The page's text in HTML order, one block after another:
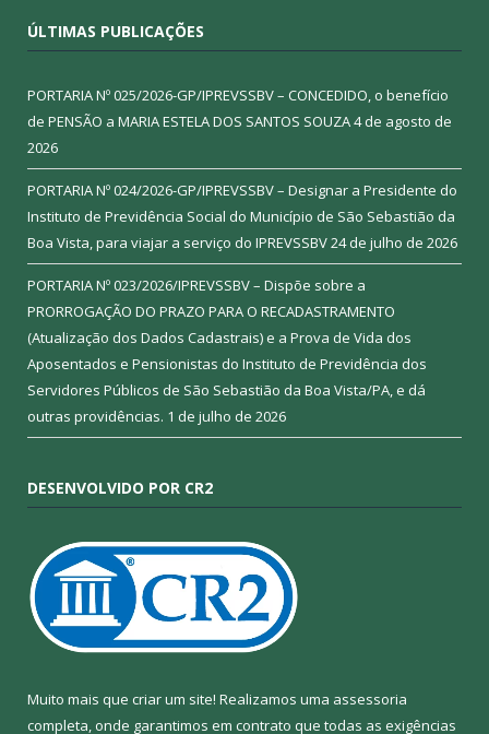
ÚLTIMAS PUBLICAÇÕES
PORTARIA Nº 025/2026-GP/IPREVSSBV – CONCEDIDO, o benefício
de PENSÃO a MARIA ESTELA DOS SANTOS SOUZA4 de agosto de
2026
PORTARIA Nº 024/2026-GP/IPREVSSBV – Designar a Presidente do
Instituto de Previdência Social do Município de São Sebastião da
Boa Vista, para viajar a serviço do IPREVSSBV24 de julho de 2026
PORTARIA Nº 023/2026/IPREVSSBV – Dispõe sobre a
PRORROGAÇÃO DO PRAZO PARA O RECADASTRAMENTO
(Atualização dos Dados Cadastrais) e a Prova de Vida dos
Aposentados e Pensionistas do Instituto de Previdência dos
Servidores Públicos de São Sebastião da Boa Vista/PA, e dá
outras providências. 1 de julho de 2026
DESENVOLVIDO POR CR2
Muito mais que criar um site! Realizamos uma assessoria
completa, onde garantimos em contrato que todas as exigências